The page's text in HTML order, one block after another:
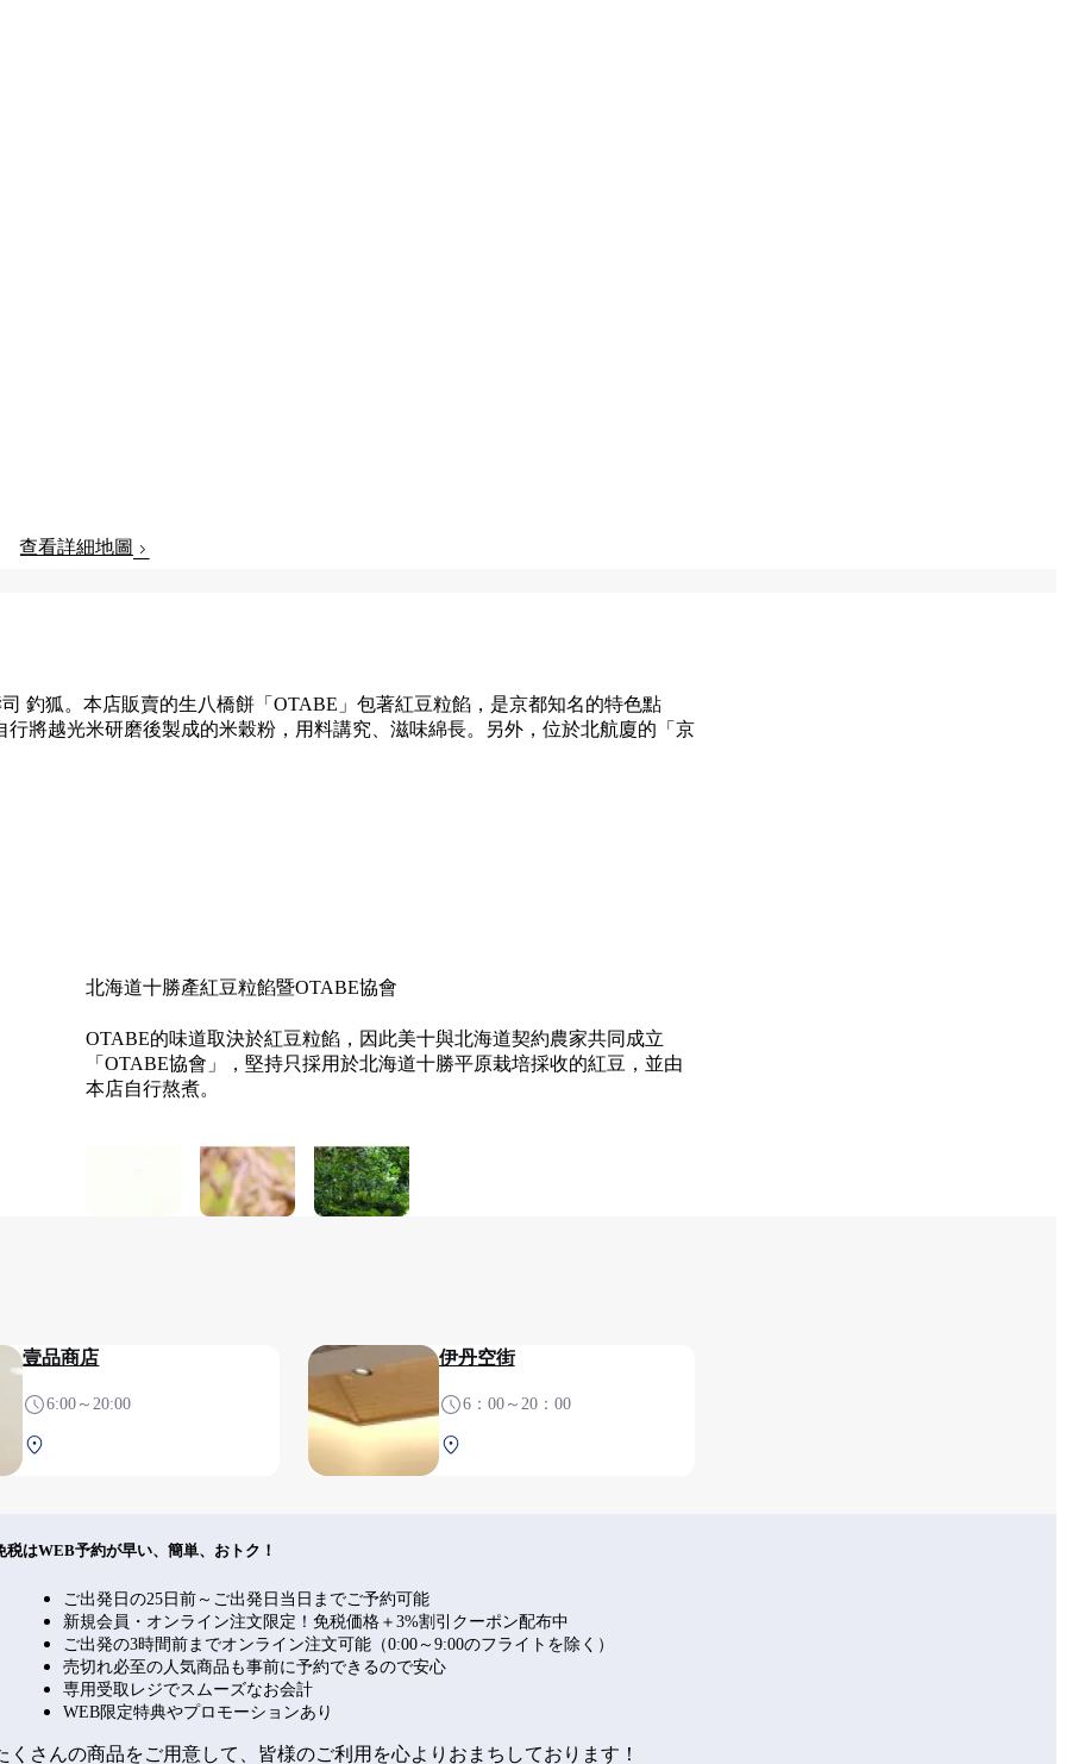
查看詳細地圖
釣狐。本店販賣的生八橋餅「OTABE」包著紅豆粒餡，是京都知名的特色點
將越光米研磨後製成的米穀粉，用料講究、滋味綿長。另外，位於北航廈的「京
北海道十勝產紅豆粒餡暨OTABE協會
OTABE的味道取決於紅豆粒餡，因此美十與北海道契約農家共同成立
「OTABE協會」，堅持只採用於北海道十勝平原栽培採收的紅豆，並由
本店自行熬煮。
日本國產越光米
米是生八橋餅的主要原料之一。我們也為米成立了「OTABE協會」，將
選用的日本國產特別栽種稻米由糙米研磨成米穀粉後，再製成OTABE。
日本百大名水 瓜割之水
生八橋餅的麵團採用甘甜的泉水。美十若狹工廠位於福井縣若狹町，在
鄰近山林裡的天德寺境內深處，有一泓從岩石間湧出的「瓜割之水」，
水質極為純淨，富含礦物質。
京都高湯豆皮壽司 釣狐
「京都高湯豆皮壽司 釣狐」的豆皮壽司嚴選來自嵯峨豆腐森嘉的豆
皮，經由高湯燉煮，吸滿了湯裡的美味精華，如今在南航廈亦可購買。
壹品商店
6:00～20:00
伊丹空街
6：00～20：00
税はWEB予約が早い、簡単、おトク！
ご出発日の25日前～ご出発日当日までご予約可能
新規会員・オンライン注文限定！免税価格＋3%割引クーポン配布中
ご出発の3時間前までオンライン注文可能（0:00～9:00のフライトを除く）
売切れ必至の人気商品も事前に予約できるので安心
専用受取レジでスムーズなお会計
WEB限定特典やプロモーションあり
くさんの商品をご用意して、皆様のご利用を心よりおまちしております！